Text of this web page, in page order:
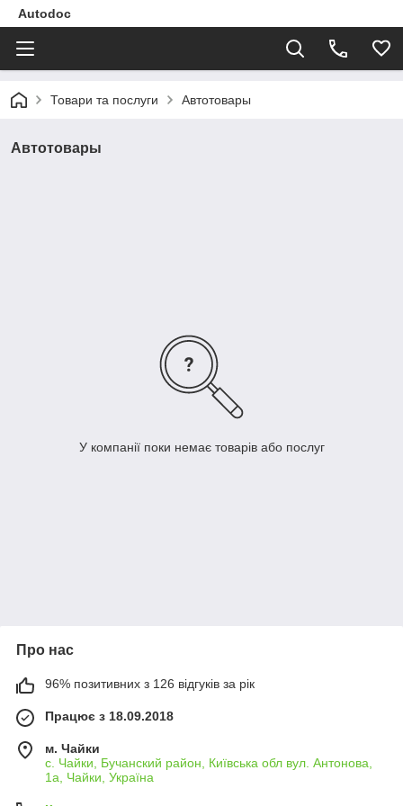
Autodoc
Товари та послуги Автотовары
Автотовары
У компанії поки немає товарів або послуг
Про нас
96% позитивних з 126 відгуків за рік
Працює з 18.09.2018
м. Чайки
с. Чайки, Бучанский район, Київська обл вул. Антонова,
1а, Чайки, Україна